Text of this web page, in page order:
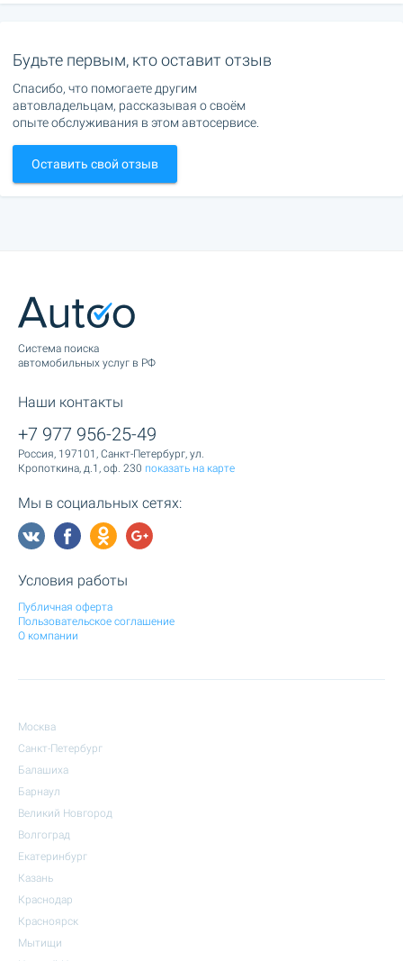
Будьте первым, кто оставит отзыв
Спасибо, что помогаете другим
автовладельцам, рассказывая о своём
опыте обслуживания в этом автосервисе.
Оставить свой отзыв
Cистема поиска
автомобильных услуг в РФ
Наши контакты
+7 977 956-25-49
Россия, 197101, Санкт-Петербург, ул.
Кропоткина, д.1, оф. 230 показать на карте
Мы в социальных сетях:
Условия работы
Публичная оферта
Пользовательское соглашение
О компании
Москва
Санкт-Петербург
Балашиха
Барнаул
Великий Новгород
Волгоград
Екатеринбург
Казань
Краснодар
Красноярск
Мытищи